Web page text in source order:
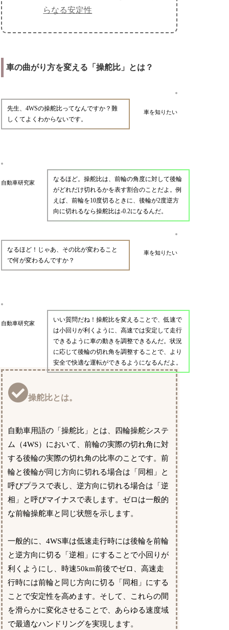
らなる安定性
車の曲がり方を変える「操舵比」とは？
車を知りたい
先生、4WSの操舵比ってなんですか？難
しくてよくわからないです。
自動車研究家
なるほど。操舵比は、前輪の角度に対して後輪
がどれだけ切れるかを表す割合のことだよ。例
えば、前輪を10度切るときに、後輪が2度逆方
向に切れるなら操舵比は-0.2になるんだ。
車を知りたい
なるほど！じゃあ、その比が変わること
で何が変わるんですか？
自動車研究家
いい質問だね！操舵比を変えることで、低速で
は小回りが利くように、高速では安定して走行
できるように車の動きを調整できるんだ。状況
に応じて後輪の切れ角を調整することで、より
安全で快適な運転ができるようになるんだよ。
操舵比とは。
自動車用語の「操舵比」とは、四輪操舵システ
ム（4WS）において、前輪の実際の切れ角に対
する後輪の実際の切れ角の比率のことです。前
輪と後輪が同じ方向に切れる場合は「同相」と
呼びプラスで表し、逆方向に切れる場合は「逆
相」と呼びマイナスで表します。ゼロは一般的
な前輪操舵車と同じ状態を示します。
一般的に、4WS車は低速走行時には後輪を前輪
と逆方向に切る「逆相」にすることで小回りが
利くようにし、時速50km前後でゼロ、高速走
行時には前輪と同じ方向に切る「同相」にする
ことで安定性を高めます。そして、これらの間
を滑らかに変化させることで、あらゆる速度域
で最適なハンドリングを実現します。